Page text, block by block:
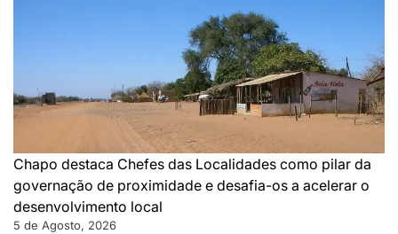
DA
PAZ
SILENCIOU
AS
ARMAS
EM
Chapo destaca Chefes das Localidades como pilar da
governação de proximidade e desafia-os a acelerar o
desenvolvimento local
5 de Agosto, 2026